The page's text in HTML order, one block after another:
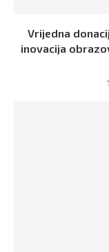
Vrijedna
inovacija